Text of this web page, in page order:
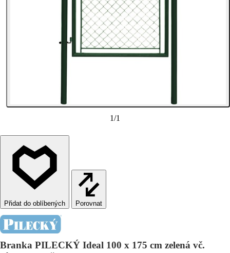
1/1
Porovnat
Branka PILECKÝ Ideal 100 x 175 cm zelená vč.